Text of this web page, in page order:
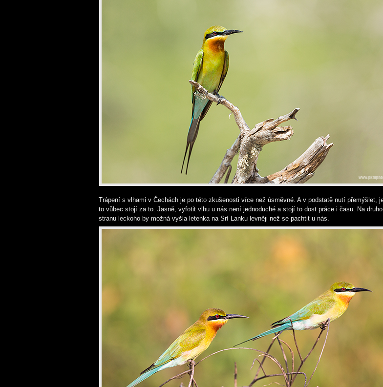
Trápení s vlhami v Čechách je po této zkušenosti více než úsměvné. A v podstatě nutí přemýšlet,
to vůbec stojí za to. Jasně, vyfotit vlhu u nás není jednoduché a stojí to dost práce i času. Na
stranu leckoho by možná vyšla letenka na Srí Lanku levněji než se pachtit u nás.